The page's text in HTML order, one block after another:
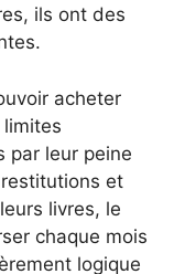
ils ont des
acheter
par leur peine
et
livres, le
chaque mois
logique